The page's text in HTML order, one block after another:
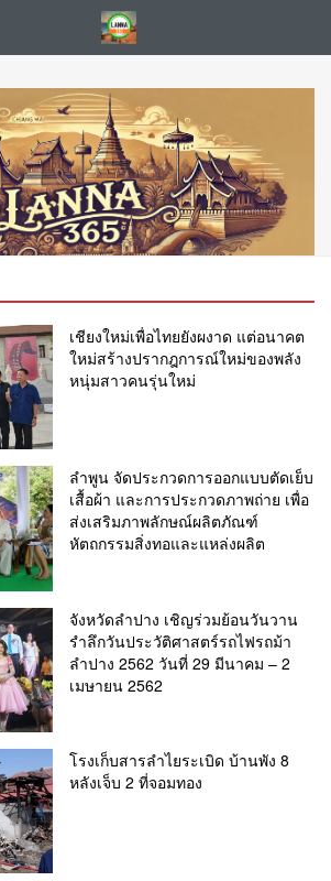
เชียงใหม่เพื่อไทยยังผงาด แต่อนาคต
ใหม่สร้างปรากฎการณ์ใหม่ของพลัง
หนุ่มสาวคนรุ่นใหม่
ลำพูน จัดประกวดการออกแบบตัดเย็บ
เสื้อผ้า และการประกวดภาพถ่าย เพื่อ
ส่งเสริมภาพลักษณ์ผลิตภัณฑ์
หัตถกรรมสิ่งทอและแหล่งผลิต
จังหวัดลำปาง เชิญร่วมย้อนวันวาน
รำลึกวันประวัติศาสตร์รถไฟรถม้า
ลำปาง 2562 วันที่ 29 มีนาคม – 2
เมษายน 2562
โรงเก็บสารลำไยระเบิด บ้านพัง 8
หลังเจ็บ 2 ที่จอมทอง